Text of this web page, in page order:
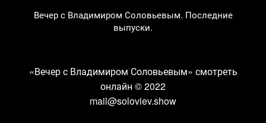
Вечер с Владимиром Соловьевым. Последние
выпуски.
«Вечер с Владимиром Соловьевым» смотреть
онлайн © 2022
mail@soloviev.show